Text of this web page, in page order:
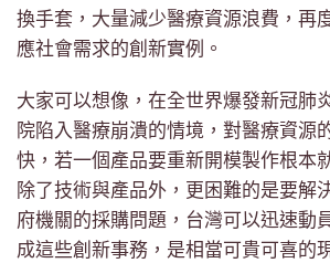
換手套，大量減少醫療資源浪費，再
應社會需求的創新實例。
大家可以想像，在全世界爆發新冠肺
院陷入醫療崩潰的情境，對醫療資源
快，若一個產品要重新開模製作根本
除了技術與產品外，更困難的是要解
府機關的採購問題，台灣可以迅速動
成這些創新事務，是相當可貴可喜的